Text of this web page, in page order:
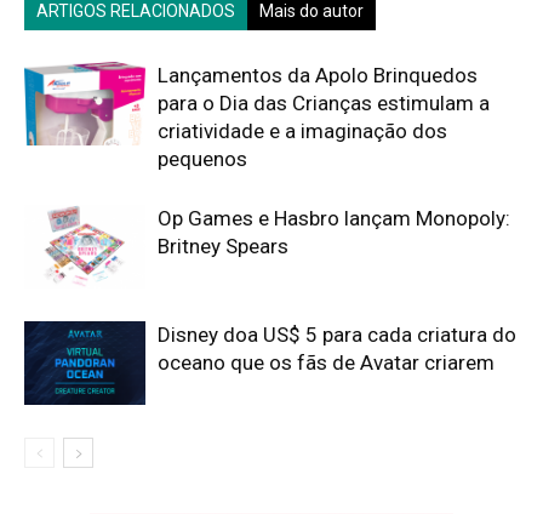
ARTIGOS RELACIONADOS Mais do autor
Lançamentos da Apolo Brinquedos
para o Dia das Crianças estimulam a
criatividade e a imaginação dos
pequenos
Op Games e Hasbro lançam Monopoly:
Britney Spears
Disney doa US$ 5 para cada criatura do
oceano que os fãs de Avatar criarem